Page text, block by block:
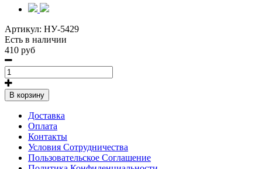
Артикул: НУ-5429
Есть в наличии
410 руб
В корзину
Доставка
Оплата
Контакты
Условия Сотрудничества
Пользовательское Соглашение